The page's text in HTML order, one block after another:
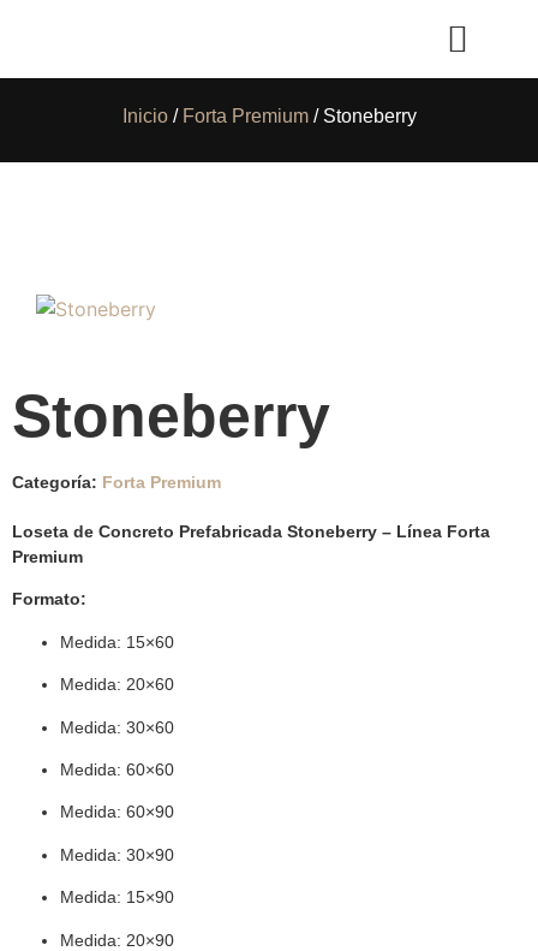
Inicio/ Forta Premium/ Stoneberry
Stoneberry
Categoría: Forta Premium
Loseta de Concreto Prefabricada Stoneberry – Línea Forta
Premium
Formato:
Medida: 15×60
Medida: 20×60
Medida: 30×60
Medida: 60×60
Medida: 60×90
Medida: 30×90
Medida: 15×90
Medida: 20×90